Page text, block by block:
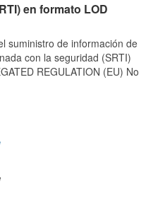
en formato LOD
suministro de información de
con la seguridad (SRTI)
REGULATION (EU) No